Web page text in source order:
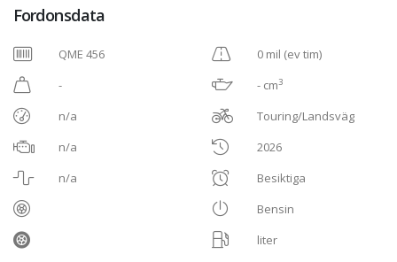
Fordonsdata
QME 456
-
n/a
n/a
n/a
0 mil (ev tim)
- cm3
Touring/Landsväg
2026
Besiktiga
Bensin
liter